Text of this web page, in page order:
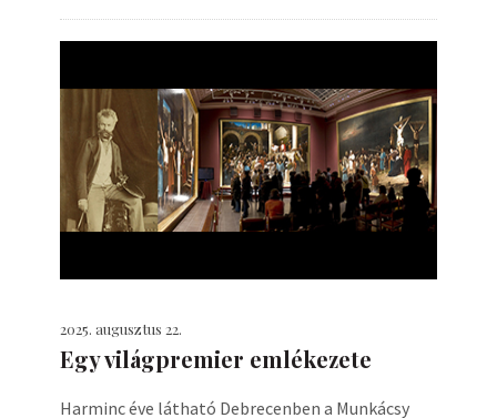
2025. augusztus 22.
Egy világpremier emlékezete
Harminc éve látható Debrecenben a Munkácsy